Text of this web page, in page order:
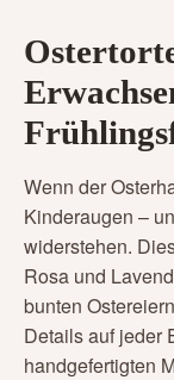
Wenn der
Kinderaugen –
widerstehen.
Rosa und
bunten
Details auf jeder
handgefertigten